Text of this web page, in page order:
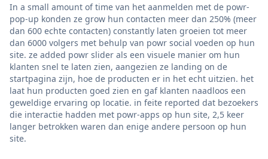
In a small amount of time van het aanmelden met de powr-
pop-up konden ze grow hun contacten meer dan 250% (meer
dan 600 echte contacten) constantly laten groeien tot meer
dan 6000 volgers met behulp van powr social voeden op hun
site. ze added powr slider als een visuele manier om hun
klanten snel te laten zien, aangezien ze landing on de
startpagina zijn, hoe de producten er in het echt uitzien. het
laat hun producten goed zien en gaf klanten naadloos een
geweldige ervaring op locatie. in feite reported dat bezoekers
die interactie hadden met powr-apps op hun site, 2,5 keer
langer betrokken waren dan enige andere persoon op hun
site.